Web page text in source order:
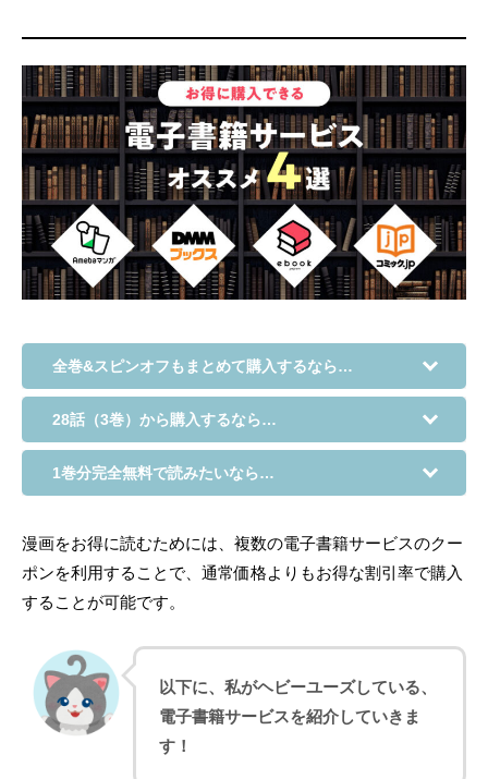
全巻&スピンオフもまとめて購入するなら…
28話（3巻）から購入するなら…
1巻分完全無料で読みたいなら…
漫画をお得に読むためには、複数の電子書籍サービスのクー
ポンを利用することで、通常価格よりもお得な割引率で購入
することが可能です。
以下に、私がヘビーユーズしている、
電子書籍サービスを紹介していきま
す！